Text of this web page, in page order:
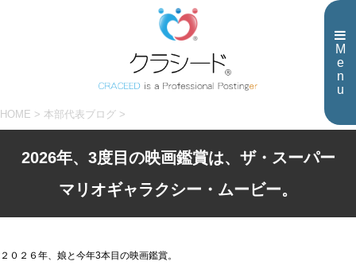
M
e
n
u
HOME > 本部代表ブログ >
2026年、3度目の映画鑑賞は、ザ・スーパー
マリオギャラクシー・ムービー。
２０２６年、娘と今年3本目の映画鑑賞。